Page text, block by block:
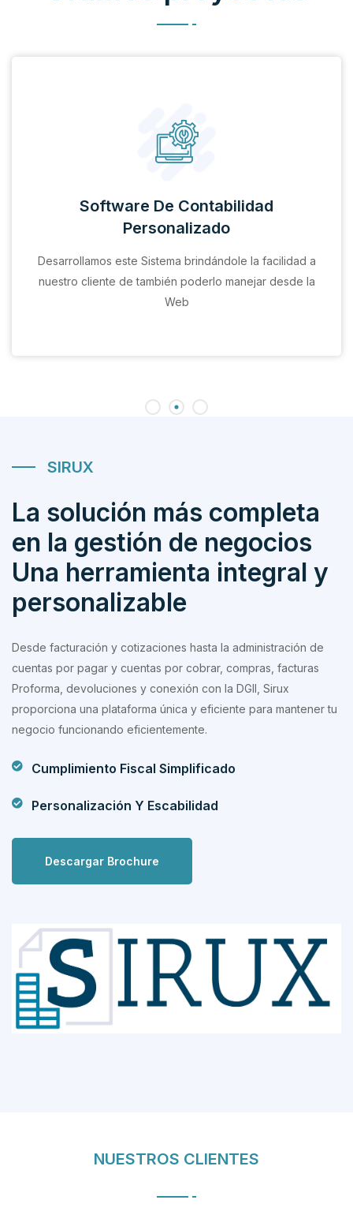
Software De Contabilidad
Personalizado
Desarrollamos este Sistema brindándole la facilidad a
nuestro cliente de también poderlo manejar desde la
Web
SIRUX
La solución más completa
en la gestión de negocios
Una herramienta integral y
personalizable
Desde facturación y cotizaciones hasta la administración de
cuentas por pagar y cuentas por cobrar, compras, facturas
Proforma, devoluciones y conexión con la DGII, Sirux
proporciona una plataforma única y eficiente para mantener tu
negocio funcionando eficientemente.
Cumplimiento Fiscal Simplificado
Personalización Y Escabilidad
Descargar Brochure
NUESTROS CLIENTES